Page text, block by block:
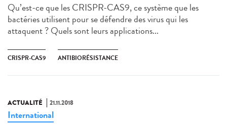
Qu’est-ce que les CRISPR-CAS9, ce système que les
bactéries utilisent pour se défendre des virus qui les
attaquent ? Quels sont leurs applications...
CRISPR-CAS9 ANTIBIORÉSISTANCE
ACTUALITÉ 21.11.2018
International